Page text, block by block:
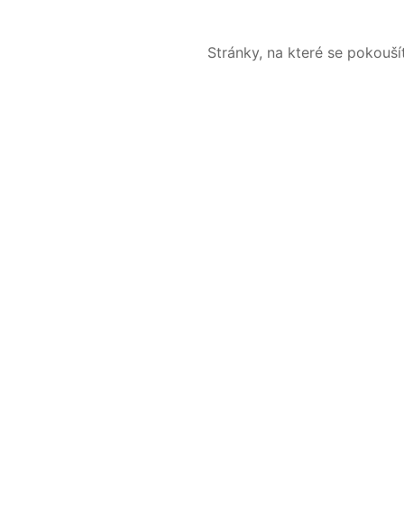
Stránky, na které se